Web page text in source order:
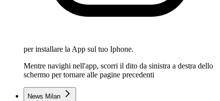
per installare la App sul tuo Iphone.
Mentre navighi nell'app, scorri il dito da sinistra a destra dello
schermo per tornare alle pagine precedenti
News Milan